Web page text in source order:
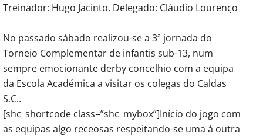
Treinador: Hugo Jacinto. Delegado: Cláudio Lourenço
No passado sábado realizou-se a 3ª jornada do
Torneio Complementar de infantis sub-13, num
sempre emocionante derby concelhio com a equipa
da Escola Académica a visitar os colegas do Caldas
S.C..
[shc_shortcode class=”shc_mybox”]Início do jogo com
as equipas algo receosas respeitando-se uma à outra